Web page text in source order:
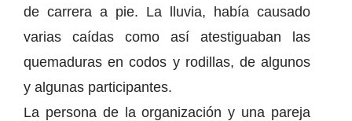
de carrera a pie. La lluvia, había causado
varias caídas como así atestiguaban las
quemaduras en codos y rodillas, de algunos
y algunas participantes.
La persona de la organización y una pareja